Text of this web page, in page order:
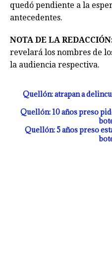
quedó pendiente a la
antecedentes.
NOTA DE LA
revelará los nombres de
la audiencia respectiva.
Quellón: atrapan a
Quellón: 10 años preso
Quellón: 5 años preso